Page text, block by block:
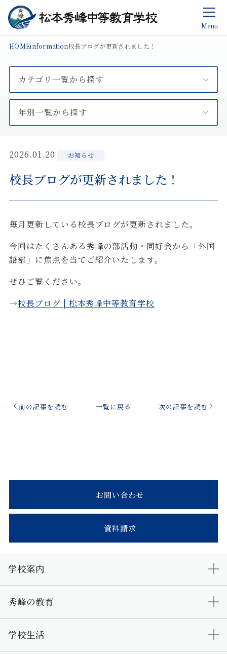
Menu
HOMEinformation校長ブログが更新されました！
カテゴリ一覧から探す
年別一覧から探す
2026.01.20 お知らせ
校長ブログが更新されました！
毎月更新している校長ブログが更新されました。
今回はたくさんある秀峰の部活動・同好会から「外国
語部」に焦点を当てご紹介いたします。
ぜひご覧ください。
→校長ブログ | 松本秀峰中等教育学校
前の記事を読む 一覧に戻る 次の記事を読む
お問い合わせ
資料請求
学校案内
秀峰の教育
学校生活